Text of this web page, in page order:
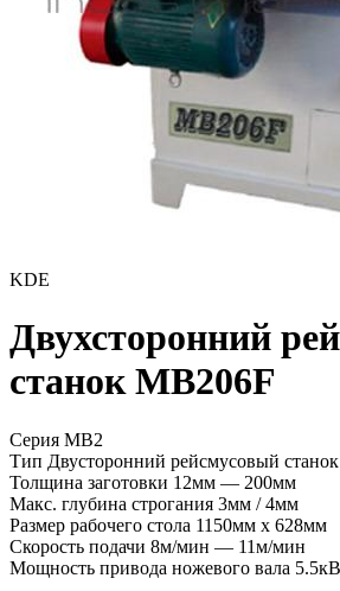
KDE
Двухсторонний
станок MB206F
Серия MB2
Тип Двусторонний рейсмусовый станок
Толщина заготовки 12мм — 200мм
Макс. глубина строгания 3мм / 4мм
Размер рабочего стола 1150мм x 628мм
Скорость подачи 8м/мин — 11м/мин
Мощность привода ножевого вала